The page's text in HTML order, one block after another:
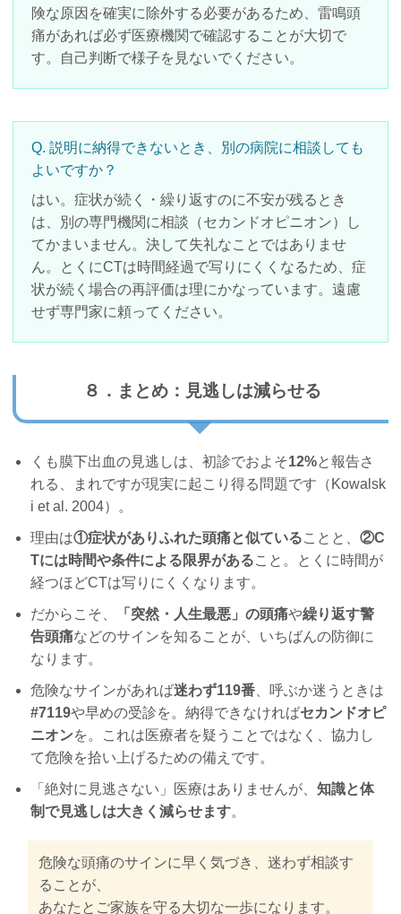
険な原因を確実に除外する必要があるため、雷鳴頭
痛があれば必ず医療機関で確認することが大切で
す。自己判断で様子を見ないでください。
Q. 説明に納得できないとき、別の病院に相談しても
よいですか？
はい。症状が続く・繰り返すのに不安が残るとき
は、別の専門機関に相談（セカンドオピニオン）し
てかまいません。決して失礼なことではありませ
ん。とくにCTは時間経過で写りにくくなるため、症
状が続く場合の再評価は理にかなっています。遠慮
せず専門家に頼ってください。
８．まとめ：見逃しは減らせる
くも膜下出血の見逃しは、初診でおよそ12%と報告さ
れる、まれですが現実に起こり得る問題です（Kowalsk
i et al. 2004）。
理由は①症状がありふれた頭痛と似ていることと、②C
Tには時間や条件による限界があること。とくに時間が
経つほどCTは写りにくくなります。
だからこそ、 「突然・人生最悪」の頭痛や繰り返す警
告頭痛などのサインを知ることが、いちばんの防御に
なります。
危険なサインがあれば迷わず119番、呼ぶか迷うときは
#7119や早めの受診を。納得できなければセカンドオピ
ニオンを。これは医療者を疑うことではなく、協力し
て危険を拾い上げるための備えです。
「絶対に見逃さない」医療はありませんが、知識と体
制で見逃しは大きく減らせます。
危険な頭痛のサインに早く気づき、迷わず相談す
ることが、
あなたとご家族を守る大切な一歩になります。